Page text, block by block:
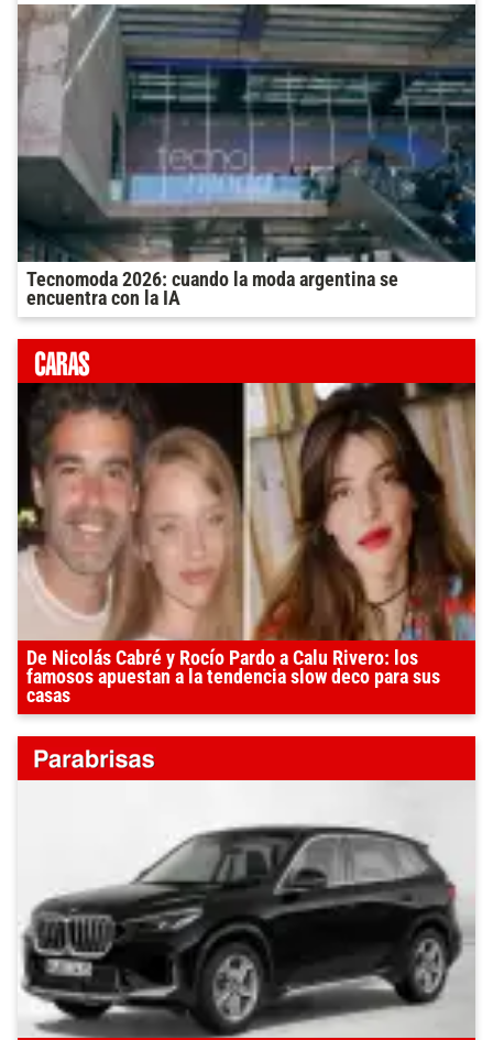
Tecnomoda 2026: cuando la moda argentina se
encuentra con la IA
De Nicolás Cabré y Rocío Pardo a Calu Rivero: los
famosos apuestan a la tendencia slow deco para sus
casas